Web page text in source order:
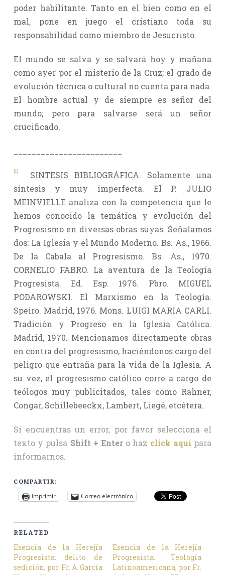
poder habilitante. Tanto en el bien como en el
mal, pone en juego el cristiano toda su
responsabilidad como miembro de Jesucristo.
El mundo se salva y se salvará hoy y mañana
como ayer por el misterio de la Cruz; el grado de
evolución técnica o cultural no cuenta para nada.
El hombre actual y de siempre es señor del
mundo; pero para salvarse será un señor
crucificado.
[1]
SINTESIS BIBLIOGRÁFICA. Solamente una
síntesis y muy imperfecta. El P. JULIO
MEINVIELLE analiza con la competencia que le
hemos conocido la temática y evolución del
Progresismo en diversas obras suyas. Señalamos
dos: La Iglesia y el Mundo Moderno. Bs. As., 1966.
De la Cabala al Progresismo. Bs. As., 1970.
CORNELIO FABRO. La aventura de la Teología
Progresista. Ed. Esp. 1976. Pbro. MIGUEL
PODAROWSKI. El Marxismo en la Teología.
Speiro. Madrid, 1976. Mons. LUIGI MARIA CARLI.
Tradición y Progreso en la Iglesia Católica.
Madrid, 1970. Mencionamos directamente obras
en contra del progresismo, haciéndonos cargo del
peligro que entraña para la vida de la Iglesia. A
su vez, el progresismo católico corre a cargo de
teólogos muy publicitados, tales como Rahner,
Congar, Schillebeeckx, Lambert, Liegé, etcétera.
Si encuentras un error, por favor selecciona el
texto y pulsa Shift + Enter o haz click aquí para
informarnos.
COMPARTIR:
Imprimir Correo electrónico
RELATED
Esencia de la Herejía
Progresista: delito de
sedición, por Fr. A. García
Esencia de la Herejía
Progresista: Teología
Latinoamericana, por Fr.